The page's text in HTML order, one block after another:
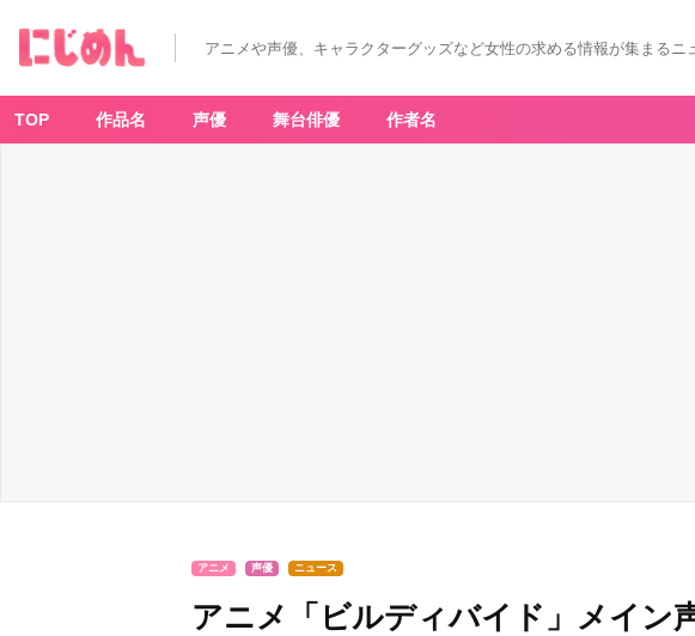
アニメや声優、キャラクターグッズなど女性の求める情報が集まるニ
TOP 作品名 声優 舞台俳優 作者名
アニメ 声優 ニュース
アニメ「ビルディバイド」メイン